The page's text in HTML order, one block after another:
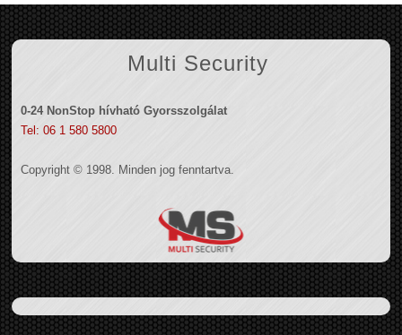
Multi Security
0-24 NonStop hívható Gyorsszolgálat
Tel: 06 1 580 5800
Copyright © 1998. Minden jog fenntartva.